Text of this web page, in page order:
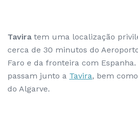
Tavira tem uma localização
cerca de 30 minutos do
Faro e da fronteira com Espanha.
passam junto a Tavira, bem
do Algarve.